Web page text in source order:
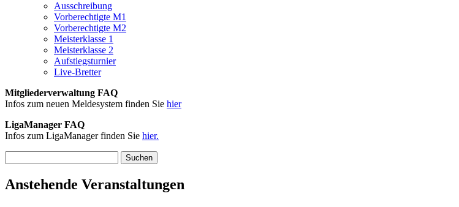
Ausschreibung
Vorberechtigte M1
Vorberechtigte M2
Meisterklasse 1
Meisterklasse 2
Aufstiegsturnier
Live-Bretter
Mitgliederverwaltung FAQ
Infos zum neuen Meldesystem finden Sie hier
LigaManager FAQ
Infos zum LigaManager finden Sie hier.
nach:
Anstehende Veranstaltungen